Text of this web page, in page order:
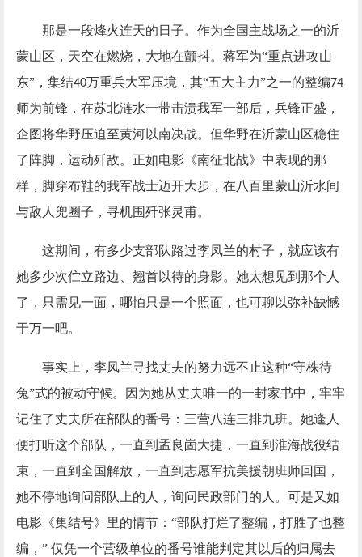
那是一段烽火连天的日子。作为全国主战场之一的沂
蒙山区，天空在燃烧，大地在颤抖。蒋军为“重点进攻山
东”，集结40万重兵大军压境，其“五大主力”之一的整编74
师为前锋，在苏北涟水一带击溃我军一部后，兵锋正盛，
企图将华野压迫至黄河以南决战。但华野在沂蒙山区稳住
了阵脚，运动歼敌。正如电影《南征北战》中表现的那
样，脚穿布鞋的我军战士迈开大步，在八百里蒙山沂水间
与敌人兜圈子，寻机围歼张灵甫。
这期间，有多少支部队路过李凤兰的村子，就应该有
她多少次伫立路边、翘首以待的身影。她太想见到那个人
了，只需见一面，哪怕只是一个照面，也可聊以弥补缺憾
于万一吧。
事实上，李凤兰寻找丈夫的努力远不止这种“守株待
兔”式的被动守候。因为她从丈夫唯一的一封家书中，牢牢
记住了丈夫所在部队的番号：三营八连三排九班。她逢人
便打听这个部队，一直到孟良崮大捷，一直到淮海战役结
束，一直到全国解放，一直到志愿军抗美援朝班师回国，
她不停地询问部队上的人，询问民政部门的人。可是又如
电影《集结号》里的情节：“部队打烂了整编，打胜了也整
编，” 仅凭一个营级单位的番号谁能判定其以后的归属去